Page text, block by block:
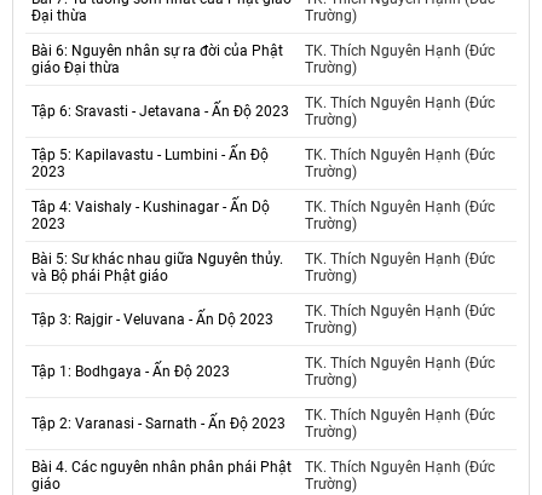
Đại thừa
Trường)
Bài 6: Nguyên nhân sự ra đời của Phật
giáo Đại thừa
TK. Thích Nguyên Hạnh (Đức
Trường)
Tập 6: Sravasti - Jetavana - Ấn Độ 2023
TK. Thích Nguyên Hạnh (Đức
Trường)
Tập 5: Kapilavastu - Lumbini - Ấn Độ
2023
TK. Thích Nguyên Hạnh (Đức
Trường)
Tâp 4: Vaishaly - Kushinagar - Ấn Dộ
2023
TK. Thích Nguyên Hạnh (Đức
Trường)
Bài 5: Sư khác nhau giữa Nguyên thủy.
và Bộ phái Phật giáo
TK. Thích Nguyên Hạnh (Đức
Trường)
Tập 3: Rajgir - Veluvana - Ấn Dộ 2023
TK. Thích Nguyên Hạnh (Đức
Trường)
Tập 1: Bodhgaya - Ấn Độ 2023
TK. Thích Nguyên Hạnh (Đức
Trường)
Tập 2: Varanasi - Sarnath - Ấn Độ 2023
TK. Thích Nguyên Hạnh (Đức
Trường)
Bài 4. Các nguyên nhân phân phái Phật
giáo
TK. Thích Nguyên Hạnh (Đức
Trường)